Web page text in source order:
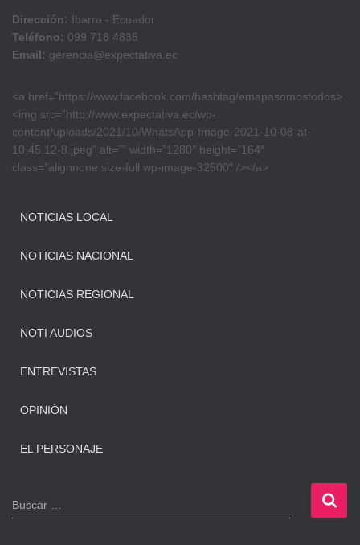
Dirección: Ibarra - Ecuador
Teléfono: 099 718 4835
Email: gerencia@expectativa.ec
<a href=”https://www.facebook.com/hashtag/emapasomostodos>
<img src=”http://www.expectativa.ec/wp-
content/uploads/2021/10/WhatsApp-Image-2021-10-08-at-
10.45.12-8.jpeg” alt=”” width=”1280″ height=”164″
class=”alignnone size-full wp-image-32500″ /></a>
NOTICIAS LOCAL
NOTICIAS NACIONAL
NOTICIAS REGIONAL
NOTI AUDIOS
ENTREVISTAS
OPINIÓN
EL PERSONAJE
B
u
Buscar …